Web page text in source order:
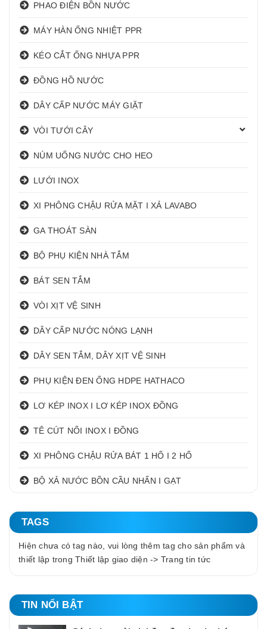
PHAO ĐIỆN BỒN NƯỚC
MÁY HÀN ỐNG NHIỆT PPR
KÉO CẮT ỐNG NHỰA PPR
ĐỒNG HỒ NƯỚC
DÂY CẤP NƯỚC MÁY GIẶT
VÒI TƯỚI CÂY
NÚM UỐNG NƯỚC CHO HEO
LƯỚI INOX
XI PHÔNG CHẬU RỬA MẶT I XẢ LAVABO
GA THOÁT SÀN
BỘ PHỤ KIỆN NHÀ TẮM
BÁT SEN TẮM
VÒI XỊT VỆ SINH
DÂY CẤP NƯỚC NÓNG LẠNH
DÂY SEN TẮM, DÂY XỊT VỆ SINH
PHỤ KIỆN ĐEN ỐNG HDPE HATHACO
LƠ KÉP INOX I LƠ KÉP INOX ĐỒNG
TÊ CÚT NỐI INOX I ĐỒNG
XI PHÔNG CHẬU RỬA BÁT 1 HỐ I 2 HỐ
BỘ XẢ NƯỚC BỒN CẦU NHẤN I GẠT
TAGS
Hiện chưa có tag nào, vui lòng thêm tag cho sản phẩm và
thiết lập trong Thiết lập giao diện -> Trang tin tức
TIN NỔI BẬT